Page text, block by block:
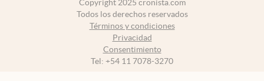
Copyright 2025 cronista.com
Todos los derechos reservados
Términos y condiciones
Privacidad
Consentimiento
Tel: +54 11 7078-3270